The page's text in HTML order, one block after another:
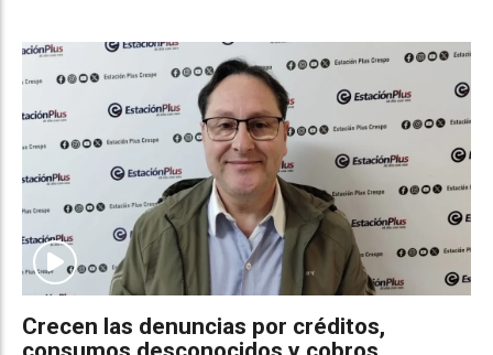
Crecen las denuncias por créditos,